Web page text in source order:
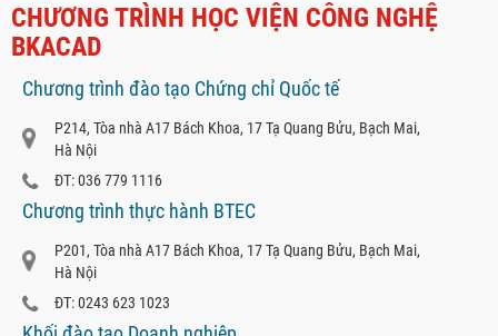
CHƯƠNG TRÌNH HỌC VIỆN CÔNG NGHỆ
BKACAD
Chương trình đào tạo Chứng chỉ Quốc tế
P214, Tòa nhà A17 Bách Khoa, 17 Tạ Quang Bửu, Bạch Mai,
Hà Nội
ĐT: 036 779 1116
Chương trình thực hành BTEC
P201, Tòa nhà A17 Bách Khoa, 17 Tạ Quang Bửu, Bạch Mai,
Hà Nội
ĐT: 0243 623 1023